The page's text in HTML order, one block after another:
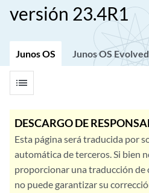
versión 23.4R1
Junos OS Junos OS Evolved
list
DESCARGO DE
Esta página será traducida por
automática de terceros. Si bien
proporcionar una traducción
no puede garantizar su